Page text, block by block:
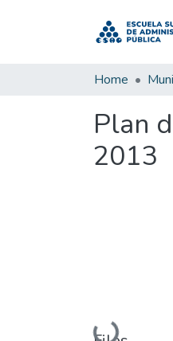
Home
Plan
2013
Loading...